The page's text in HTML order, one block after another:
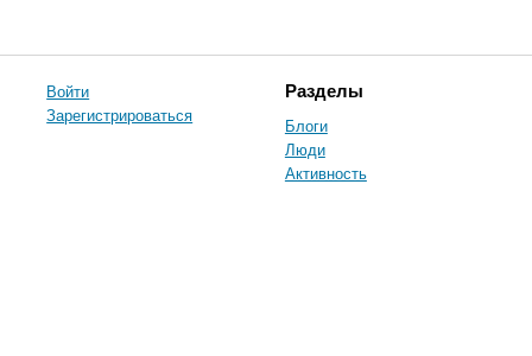
Войти
Зарегистрироваться
Разделы
Блоги
Люди
Активность